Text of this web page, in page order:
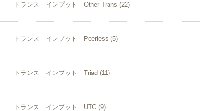
トランス インプット Other Trans (22)
トランス インプット Peerless (5)
トランス インプット Triad (11)
トランス インプット UTC (9)